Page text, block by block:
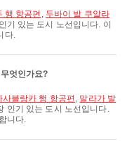
행 항공편 , 두바이 발 쿠알라
기 있는 도시 노선입니다. 이
다.
엇인가요?
블랑카 행 항공편 , 말라가 발
인기 있는 도시 노선입니다.
니다.